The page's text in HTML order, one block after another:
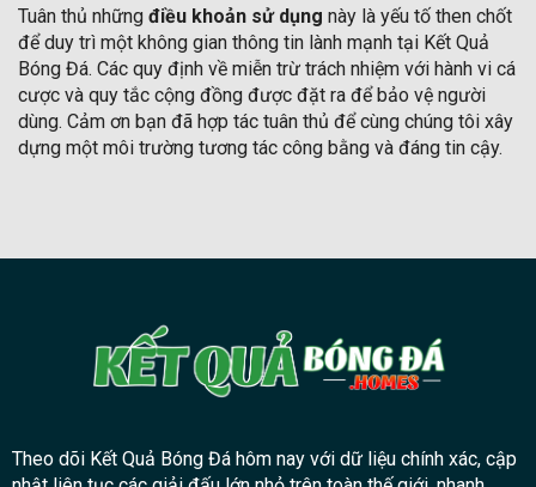
Tuân thủ những điều khoản sử dụng này là yếu tố then chốt
để duy trì một không gian thông tin lành mạnh tại Kết Quả
Bóng Đá. Các quy định về miễn trừ trách nhiệm với hành vi cá
cược và quy tắc cộng đồng được đặt ra để bảo vệ người
dùng. Cảm ơn bạn đã hợp tác tuân thủ để cùng chúng tôi xây
dựng một môi trường tương tác công bằng và đáng tin cậy.
Theo dõi Kết Quả Bóng Đá hôm nay với dữ liệu chính xác, cập